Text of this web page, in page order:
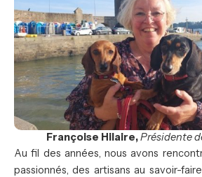
Françoise Hilaire,Présidente
Au fil des années, nous avons
passionnés, des artisans au savoir-